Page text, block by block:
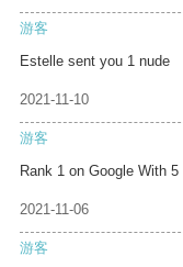
游客
Estelle sent you 1 nude
2021-11-10
游客
Rank 1 on Google With 5
2021-11-06
游客